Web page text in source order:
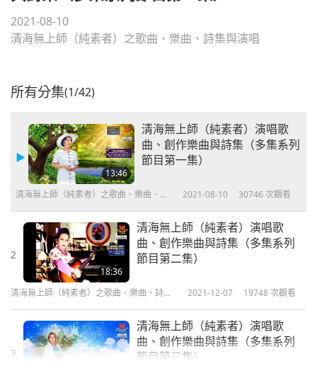
2021-08-10
清海無上師（純素者）之歌曲、樂曲、詩集與演唱
所有分集(1/42)
13:46
清海無上師（純素者）演唱歌
曲、創作樂曲與詩集（多集系列
節目第一集）
清海無上師（純素者）之歌曲、樂曲、詩
2021-08-10 30746 次觀看
2
18:36
清海無上師（純素者）演唱歌
曲、創作樂曲與詩集（多集系列
節目第二集）
清海無上師（純素者）之歌曲、樂曲、詩集
2021-12-07 19748 次觀看
3
清海無上師（純素者）演唱歌
曲、創作樂曲與詩集（多集系列
節目第三集）